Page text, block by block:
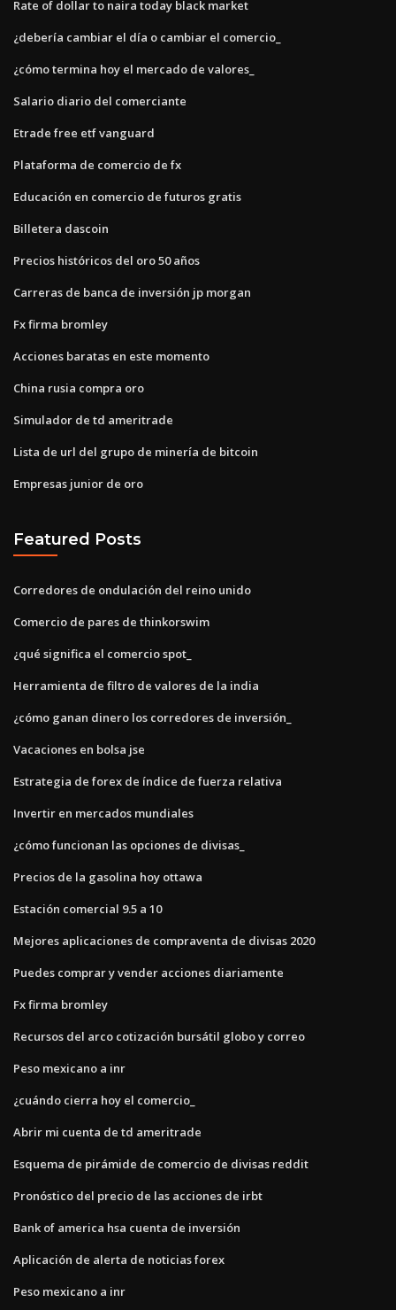
Rate of dollar to naira today black market
¿debería cambiar el día o cambiar el comercio_
¿cómo termina hoy el mercado de valores_
Salario diario del comerciante
Etrade free etf vanguard
Plataforma de comercio de fx
Educación en comercio de futuros gratis
Billetera dascoin
Precios históricos del oro 50 años
Carreras de banca de inversión jp morgan
Fx firma bromley
Acciones baratas en este momento
China rusia compra oro
Simulador de td ameritrade
Lista de url del grupo de minería de bitcoin
Empresas junior de oro
Featured Posts
Corredores de ondulación del reino unido
Comercio de pares de thinkorswim
¿qué significa el comercio spot_
Herramienta de filtro de valores de la india
¿cómo ganan dinero los corredores de inversión_
Vacaciones en bolsa jse
Estrategia de forex de índice de fuerza relativa
Invertir en mercados mundiales
¿cómo funcionan las opciones de divisas_
Precios de la gasolina hoy ottawa
Estación comercial 9.5 a 10
Mejores aplicaciones de compraventa de divisas 2020
Puedes comprar y vender acciones diariamente
Fx firma bromley
Recursos del arco cotización bursátil globo y correo
Peso mexicano a inr
¿cuándo cierra hoy el comercio_
Abrir mi cuenta de td ameritrade
Esquema de pirámide de comercio de divisas reddit
Pronóstico del precio de las acciones de irbt
Bank of america hsa cuenta de inversión
Aplicación de alerta de noticias forex
Peso mexicano a inr